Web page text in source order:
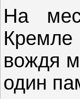
На
Кремле
вождя
один